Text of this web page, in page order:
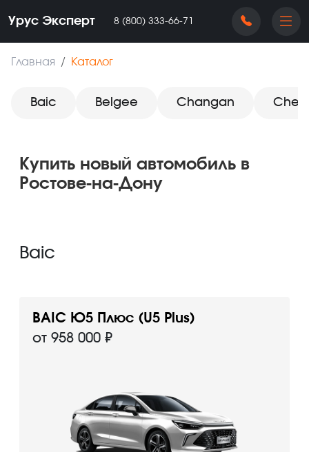
Урус Эксперт ‪8 (800) 333-66-71
Главная Каталог
Baic Belgee Changan
Купить новый автомобиль в
Ростове-на-Дону
Baic
BAIC Ю5 Плюс (U5 Plus)
от 958 000 ₽